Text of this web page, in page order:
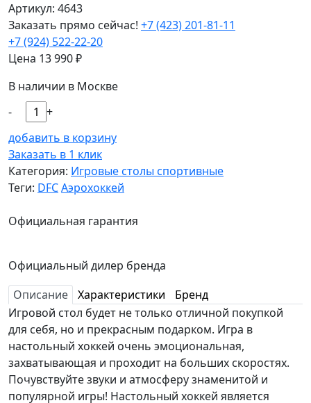
Артикул: 4643
Заказать прямо сейчас! +7 (423) 201-81-11
+7 (924) 522-22-20
Цена 13 990₽
В наличии в Москве
-
+
добавить в корзину
Заказать в 1 клик
Категория: Игровые столы спортивные
Теги: DFCАэрохоккей
Официальная гарантия
Официальный дилер бренда
Описание
Характеристики
Бренд
Игровой стол будет не только отличной покупкой
для себя, но и прекрасным подарком. Игра в
настольный хоккей очень эмоциональная,
захватывающая и проходит на больших скоростях.
Почувствуйте звуки и атмосферу знаменитой и
популярной игры! Настольный хоккей является